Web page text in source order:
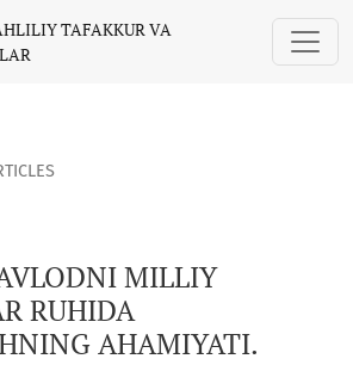
MILLIY QADRIYATLAR RUHIDA
TAFAKKUR VA
MILLIY
RUHIDA
AHAMIYATI.